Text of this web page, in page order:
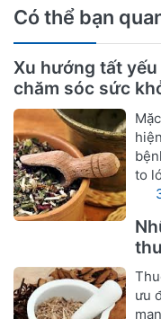
Có thể bạn
Xu hướng tất
chăm sóc sức
to
ưu